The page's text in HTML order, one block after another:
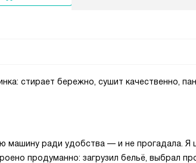
стирает бережно, сушит качественно,
машину ради удобства — и не прогадала. Я
продуманно: загрузил бельё, выбрал